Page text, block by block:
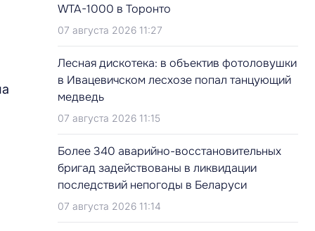
WTA-1000 в Торонто
07 августа 2026 11:27
Лесная дискотека: в объектив фотоловушки
в Ивацевичском лесхозе попал танцующий
медведь
07 августа 2026 11:15
Более 340 аварийно-восстановительных
бригад задействованы в ликвидации
последствий непогоды в Беларуси
07 августа 2026 11:14